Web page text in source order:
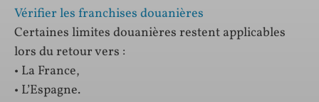
Vérifier les franchises douanières
Certaines limites douanières restent applicables
lors du retour vers :
• La France,
• L’Espagne.